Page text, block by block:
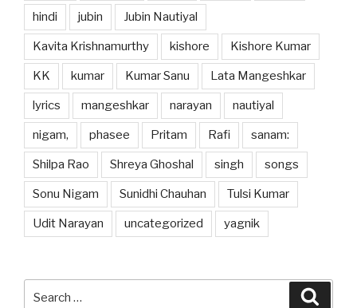
hindi jubin Jubin Nautiyal
Kavita Krishnamurthy kishore Kishore Kumar
KK kumar Kumar Sanu Lata Mangeshkar
lyrics mangeshkar narayan nautiyal
nigam, phasee Pritam Rafi sanam:
Shilpa Rao Shreya Ghoshal singh songs
Sonu Nigam Sunidhi Chauhan Tulsi Kumar
Udit Narayan uncategorized yagnik